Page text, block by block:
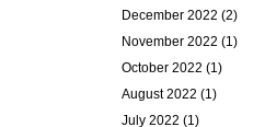
December 2022 (2)
November 2022 (1)
October 2022 (1)
August 2022 (1)
July 2022 (1)